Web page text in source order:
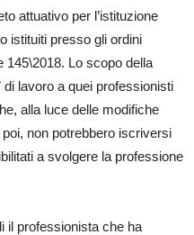
attuativo per l’istituzione
istituiti presso gli ordini
145\2018. Lo scopo della
di lavoro a quei professionisti
alla luce delle modifiche
non potrebbero iscriversi
a svolgere la professione
il professionista che ha